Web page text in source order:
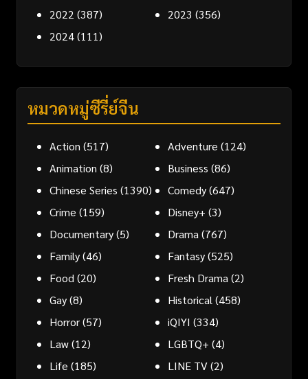
2022 (387) 2023 (356)
2024(111)
หมวดหมู่ซีรี่ย์จีน
Action (517) Adventure (124)
Animation (8) Business (86)
Chinese Series (1390) Comedy(647)
Crime (159) Disney+ (3)
Documentary(5) Drama (767)
Family(46) Fantasy(525)
Food (20) Fresh Drama (2)
Gay(8) Historical (458)
Horror(57) iQIYI (334)
Law(12) LGBTQ+ (4)
Life (185) LINE TV(2)